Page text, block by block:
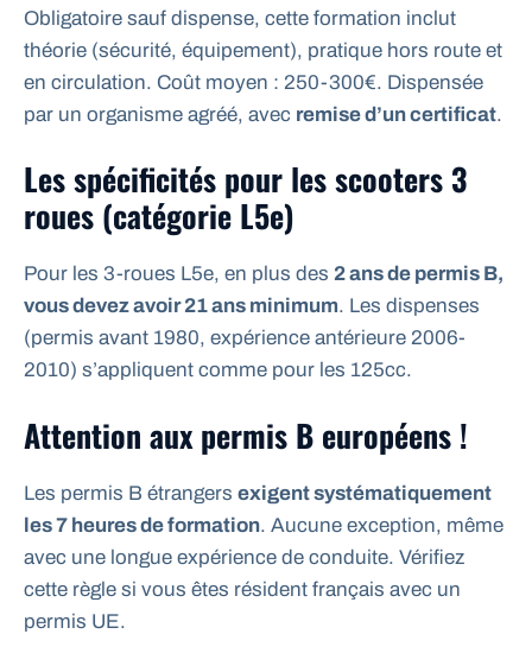
Obligatoire sauf dispense, cette formation inclut
théorie (sécurité, équipement), pratique hors route et
en circulation. Coût moyen : 250-300€. Dispensée
par un organisme agréé, avec remise d’un certificat.
Les spécificités pour les scooters 3
roues (catégorie L5e)
Pour les 3-roues L5e, en plus des 2 ans de permis B,
vous devez avoir 21 ans minimum. Les dispenses
(permis avant 1980, expérience antérieure 2006-
2010) s’appliquent comme pour les 125cc.
Attention aux permis B européens !
Les permis B étrangers exigent systématiquement
les 7 heures de formation. Aucune exception, même
avec une longue expérience de conduite. Vérifiez
cette règle si vous êtes résident français avec un
permis UE.